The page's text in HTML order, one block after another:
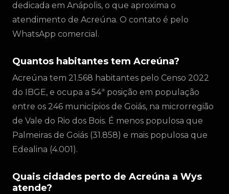
dedicada em Anápolis, o que aproxima o
atendimento de Acreúna. O contato é pelo
WhatsApp comercial.
Quantos habitantes tem Acreúna?
Acreúna tem 21.568 habitantes pelo Censo 2022
do IBGE, e ocupa a 54ª posição em população
entre os 246 municípios de Goiás, na microrregião
de Vale do Rio dos Bois. É menos populosa que
Palmeiras de Goiás (31.858) e mais populosa que
Edealina (4.001).
Quais cidades perto de Acreúna a Wys
atende?